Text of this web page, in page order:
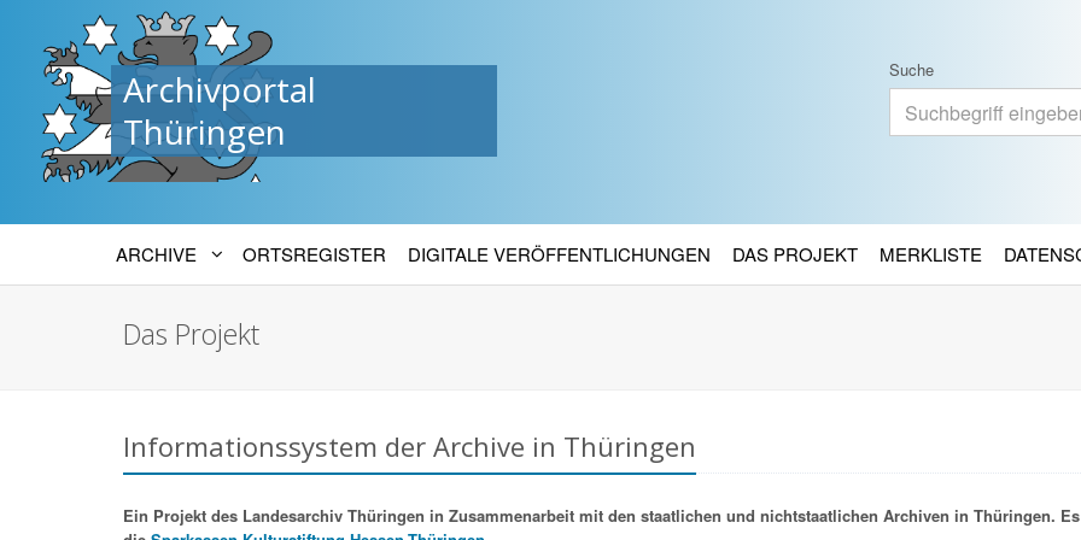
Archivportal
Thüringen
Suche
ARCHIVE ORTSREGISTER DIGITALE VERÖFFENTLICHUNGEN DAS PROJEKT MERKLISTE
Das Projekt
Informationssystem der Archive in Thüringen
Ein Projekt des Landesarchiv Thüringen in Zusammenarbeit mit den staatlichen und nichtstaatlichen Archiven in Thüringen.